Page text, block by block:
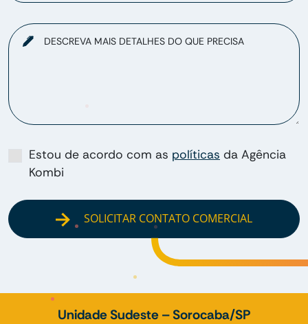
DESCREVA MAIS DETALHES DO QUE PRECISA
Estou de acordo com as políticas da Agência
Kombi
SOLICITAR CONTATO COMERCIAL
Unidade Sudeste – Sorocaba/SP